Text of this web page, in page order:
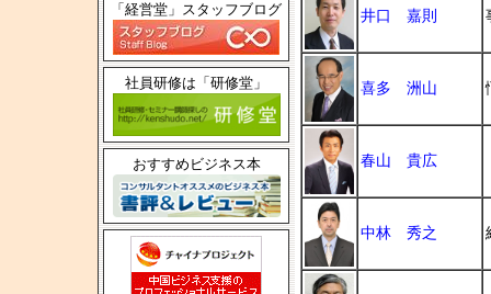
「経営堂」スタッフブログ
社員研修は「研修堂」
おすすめビジネス本
井口 嘉則
喜多 洲山
春山 貴広
中林 秀之